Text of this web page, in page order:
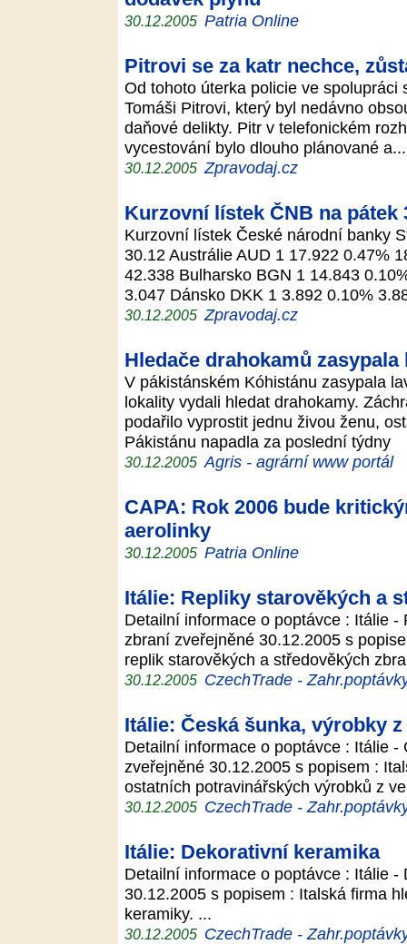
30.12.2005 Patria Online
Pitrovi se za katr nechce,
Od tohoto úterka policie ve spolupráci
Tomáši Pitrovi, který byl nedávno
daňové delikty. Pitr v telefonickém
vycestování bylo dlouho plánované
30.12.2005 Zpravodaj.cz
Kurzovní lístek ČNB na pátek
Kurzovní lístek České národní banky
30.12 Austrálie AUD 1 17.922 0.47%
42.338 Bulharsko BGN 1 14.843
3.047 Dánsko DKK 1 3.892 0.10%
30.12.2005 Zpravodaj.cz
Hledače drahokamů zasypala
V pákistánském Kóhistánu zasypala
lokality vydali hledat drahokamy.
podařilo vyprostit jednu živou ženu,
Pákistánu napadla za poslední týdny
30.12.2005 Agris - agrární www portál
CAPA: Rok 2006 bude
aerolinky
30.12.2005 Patria Online
Itálie: Repliky starověkých a
Detailní informace o poptávce : Itálie
zbraní zveřejněné 30.12.2005 s
replik starověkých a středověkých
30.12.2005 CzechTrade -
Itálie: Česká šunka, výrobky
Detailní informace o poptávce : Itálie
zveřejněné 30.12.2005 s popisem :
ostatních potravinářských výrobků z
30.12.2005 CzechTrade -
Itálie: Dekorativní keramika
Detailní informace o poptávce : Itálie
30.12.2005 s popisem : Italská firma
keramiky. ...
30.12.2005 CzechTrade -